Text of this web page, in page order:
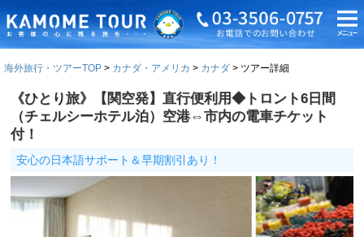
海外旅行・ツアーTOP カナダ・アメリカ カナダ ツアー詳細
《ひとり旅》【関空発】直行便利用◆トロント6日間
（チェルシーホテル泊）空港⇔市内の電車チケット
付！
安心の日本語サポート＆早期割引あり！